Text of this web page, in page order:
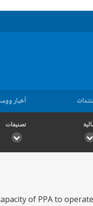
أخبار
تصنيفات
of PPA to